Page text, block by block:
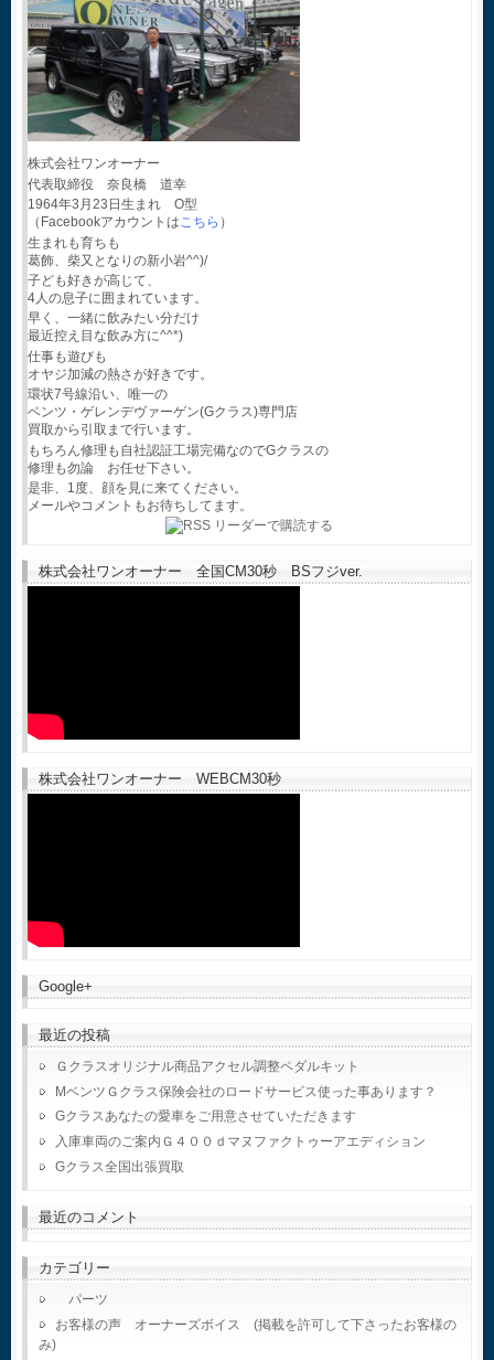
株式会社ワンオーナー
代表取締役 奈良橋 道幸
1964年3月23日生まれ O型
（Facebookアカウントはこちら ）
生まれも育ちも
葛飾、柴又となりの新小岩^^)/
子ども好きが高じて、
4人の息子に囲まれています。
早く、一緒に飲みたい分だけ
最近控え目な飲み方に^^*)
仕事も遊びも
オヤジ加減の熱さが好きです。
環状7号線沿い、唯一の
ベンツ・ゲレンデヴァーゲン(Gクラス)専門店
買取から引取まで行います。
もちろん修理も自社認証工場完備なのでGクラスの
修理も勿論 お任せ下さい。
是非、1度、顔を見に来てください。
メールやコメントもお待ちしてます。
株式会社ワンオーナー 全国CM30秒 BSフジver.
株式会社ワンオーナー WEBCM30秒
Google+
最近の投稿
Ｇクラスオリジナル商品アクセル調整ペダルキット
MベンツＧクラス保険会社のロードサービス使った事あります？
Gクラスあなたの愛車をご用意させていただきます
入庫車両のご案内Ｇ４００ｄマヌファクトゥーアエディション
Gクラス全国出張買取
最近のコメント
カテゴリー
パーツ
お客様の声 オーナーズボイス (掲載を許可して下さったお客様の
み)